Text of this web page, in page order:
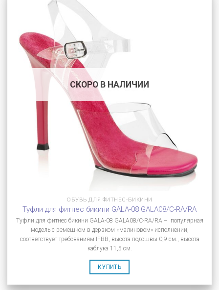
СКОРО В НАЛИЧИИ
ОБУВЬ ДЛЯ ФИТНЕС-БИКИНИ
Туфли для фитнес бикини GALA-08 GALA08/C-RA/RA
Туфли для фитнес бикини GALA-08 GALA08/C-RA/RA – популярная
модель с ремешком в дерзком «малиновом» исполнении,
соответствует требованиям IFBB, высота подошвы 0,9 см., высота
каблука 11,5 см.
КУПИТЬ